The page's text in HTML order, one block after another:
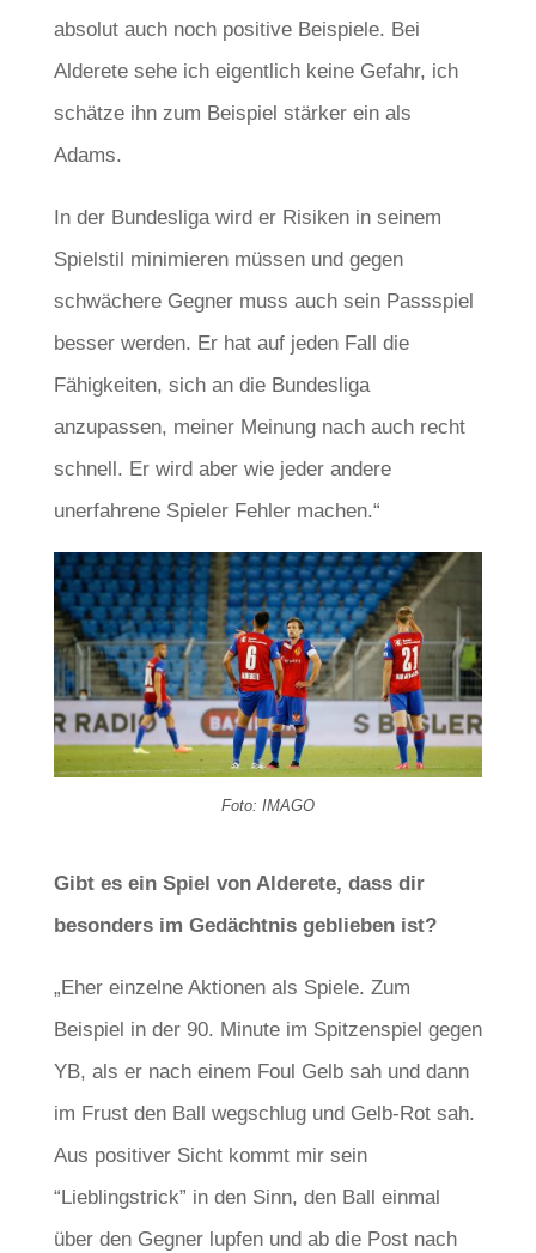
absolut auch noch positive Beispiele. Bei
Alderete sehe ich eigentlich keine Gefahr, ich
schätze ihn zum Beispiel stärker ein als
Adams.
In der Bundesliga wird er Risiken in seinem
Spielstil minimieren müssen und gegen
schwächere Gegner muss auch sein Passspiel
besser werden. Er hat auf jeden Fall die
Fähigkeiten, sich an die Bundesliga
anzupassen, meiner Meinung nach auch recht
schnell. Er wird aber wie jeder andere
unerfahrene Spieler Fehler machen.“
Foto: IMAGO
Gibt es ein Spiel von Alderete, dass dir
besonders im Gedächtnis geblieben ist?
„Eher einzelne Aktionen als Spiele. Zum
Beispiel in der 90. Minute im Spitzenspiel gegen
YB, als er nach einem Foul Gelb sah und dann
im Frust den Ball wegschlug und Gelb-Rot sah.
Aus positiver Sicht kommt mir sein
“Lieblingstrick” in den Sinn, den Ball einmal
über den Gegner lupfen und ab die Post nach